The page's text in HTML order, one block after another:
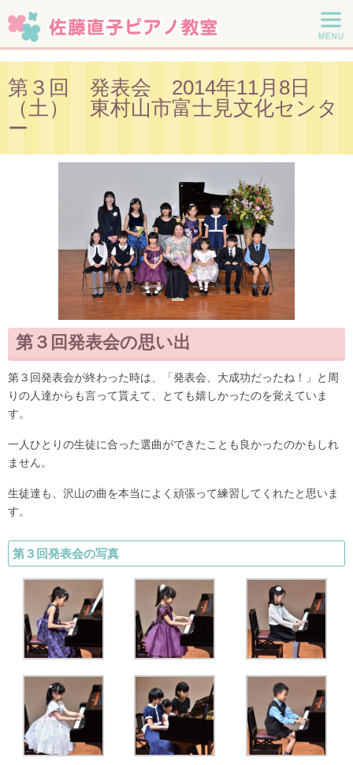
第３回 発表会 2014年11月8日
（土） 東村山市富士見文化センタ
ー
第３回発表会の思い出
第３回発表会が終わった時は、「発表会、大成功だったね！」と周
りの人達からも言って貰えて、とても嬉しかったのを覚えていま
す。
一人ひとりの生徒に合った選曲ができたことも良かったのかもしれ
ません。
生徒達も、沢山の曲を本当によく頑張って練習してくれたと思いま
す。
第３回発表会の写真